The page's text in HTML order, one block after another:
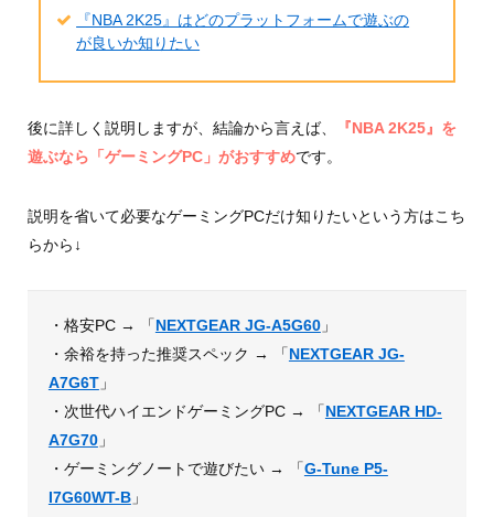
『NBA 2K25』はどのプラットフォームで遊ぶの
が良いか知りたい
後に詳しく説明しますが、結論から言えば、
『NBA 2K25』を
遊ぶなら「ゲーミングPC」がおすすめです。
説明を省いて必要なゲーミングPCだけ知りたいという方はこち
らから↓
・格安PC → 「NEXTGEAR JG-A5G60」
・余裕を持った推奨スペック → 「NEXTGEAR JG-
A7G6T」
・次世代ハイエンドゲーミングPC → 「NEXTGEAR HD-
A7G70」
・ゲーミングノートで遊びたい → 「G-Tune P5-
I7G60WT-B」